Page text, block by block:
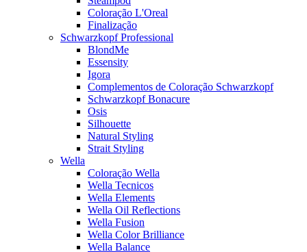
Coloração L'Oreal
Finalização
Schwarzkopf Professional
BlondMe
Essensity
Igora
Complementos de Coloração Schwarzkopf
Schwarzkopf Bonacure
Osis
Silhouette
Natural Styling
Strait Styling
Wella
Coloração Wella
Wella Tecnicos
Wella Elements
Wella Oil Reflections
Wella Fusion
Wella Color Brilliance
Wella Balance